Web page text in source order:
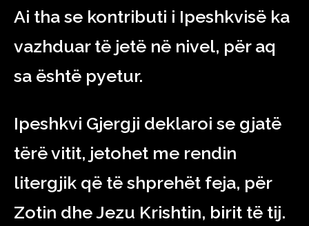
Ai tha se kontributi i Ipeshkvisë ka
vazhduar të jetë në nivel, për aq
sa është pyetur.
Ipeshkvi Gjergji deklaroi se gjatë
tërë vitit, jetohet me rendin
litergjik që të shprehët feja, për
Zotin dhe Jezu Krishtin, birit të tij.